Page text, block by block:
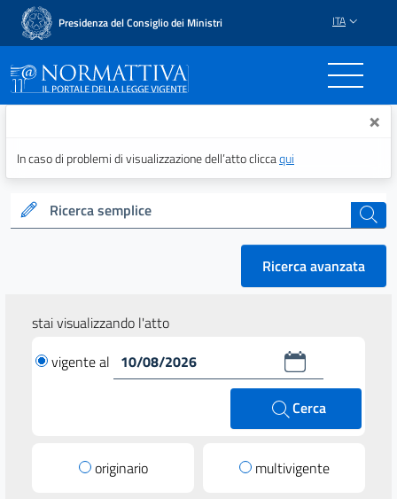
Presidenza del Consiglio dei Ministri ITA
Normattiva - Il portale ×
In caso di problemi di visualizzazione dell’atto cliccaqui
Ricerca semplice cerca
Ricerca avanzata
stai visualizzando l'atto
vigente al
Cerca
originario multivigente